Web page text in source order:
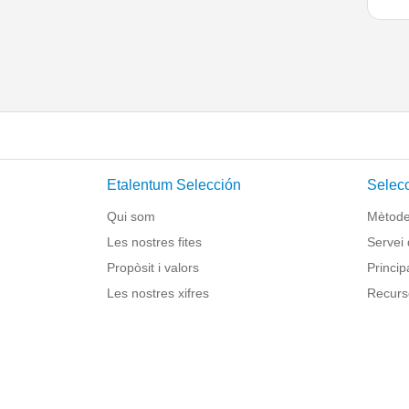
Etalentum Selección
Qui som
Les nostres fites
Propòsit i valors
Les nostres xifres
Servei